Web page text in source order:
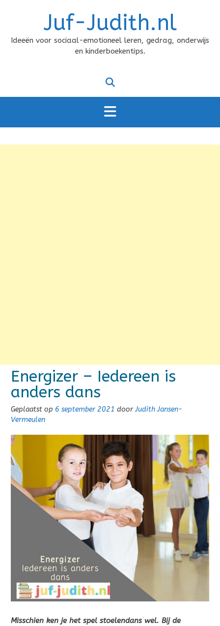
Juf-Judith.nl
Ideeën voor sociaal-emotioneel leren, gedrag, onderwijs
en kinderboekentips.
Energizer – Iedereen is
anders dans
Geplaatst op 6 september 2021 doorJudith Jansen-
Vermeulen
Misschien ken je het spel stoelendans wel. Bij de